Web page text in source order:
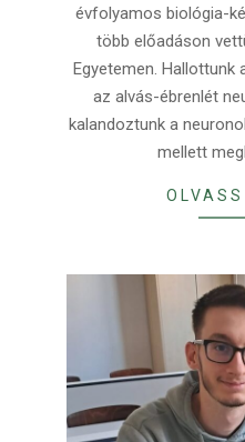
évfolyamos biológia-
több előadáson
Egyetemen. Hallottunk
az alvás-ébrenlét
kalandoztunk a
mellett